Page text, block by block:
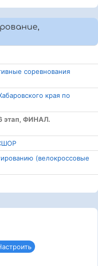
соревнования
края по
этап, ФИНАЛ.
(велокроссовые